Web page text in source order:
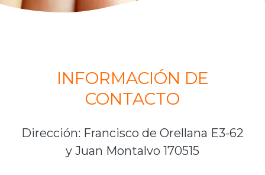
INFORMACIÓN DE
CONTACTO
Dirección: Francisco de Orellana E3-62
y Juan Montalvo 170515